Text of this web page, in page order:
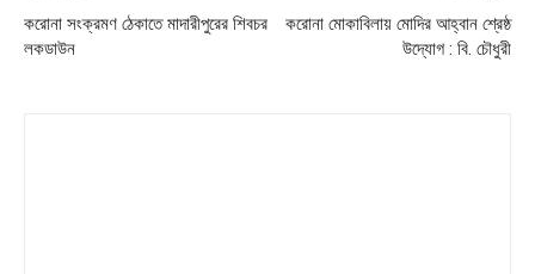
করোনা সংক্রমণ ঠেকাতে মাদারীপুরের শিবচর
লকডাউন
করোনা মোকাবিলায় মোদির আহ্বান শ্রেষ্ঠ
উদ্যোগ : বি. চৌধুরী